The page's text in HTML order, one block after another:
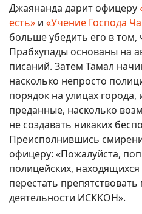
Джаянанда дарит офицеру
есть» и «Учение Господа
больше убедить его в том,
Прабхупады основаны на
писаний. Затем Тамал
насколько непросто
порядок на улицах города,
преданные, насколько
не создавать никаких
Преисполнившись
офицеру: «Пожалуйста,
полицейских,
перестать
деятельности ИСККОН».